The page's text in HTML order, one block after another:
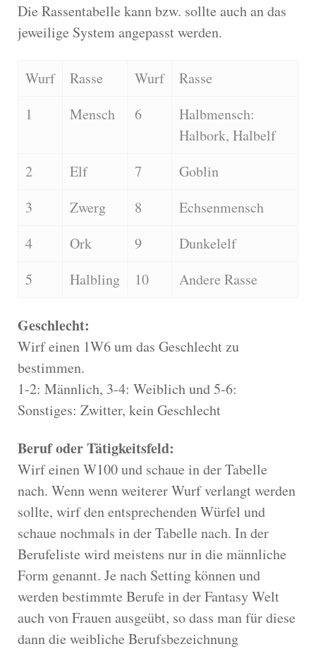
Die Rassentabelle kann bzw. sollte auch an das
jeweilige System angepasst werden.
Wurf Rasse Wurf
Rasse
1
Mensch 6
Halbmensch:
Halbork, Halbelf
2
Elf 7
Goblin
3
Zwerg 8
Echsenmensch
4
Ork 9
Dunkelelf
5
Halbling 10 Andere Rasse
Geschlecht:
Wirf einen 1W6 um das Geschlecht zu
bestimmen.
1-2: Männlich, 3-4: Weiblich und 5-6:
Sonstiges: Zwitter, kein Geschlecht
Beruf oder Tätigkeitsfeld:
Wirf einen W100 und schaue in der Tabelle
nach. Wenn wenn weiterer Wurf verlangt werden
sollte, wirf den entsprechenden Würfel und
schaue nochmals in der Tabelle nach. In der
Berufeliste wird meistens nur in die männliche
Form genannt. Je nach Setting können und
werden bestimmte Berufe in der Fantasy Welt
auch von Frauen ausgeübt, so dass man für diese
dann die weibliche Berufsbezeichnung